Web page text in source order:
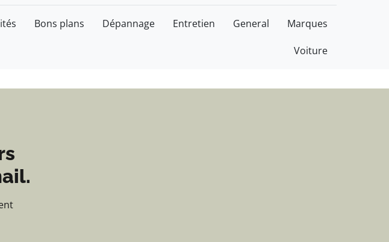
de bagnoles
Bons plans Dépannage Entretien General Marques
Voiture